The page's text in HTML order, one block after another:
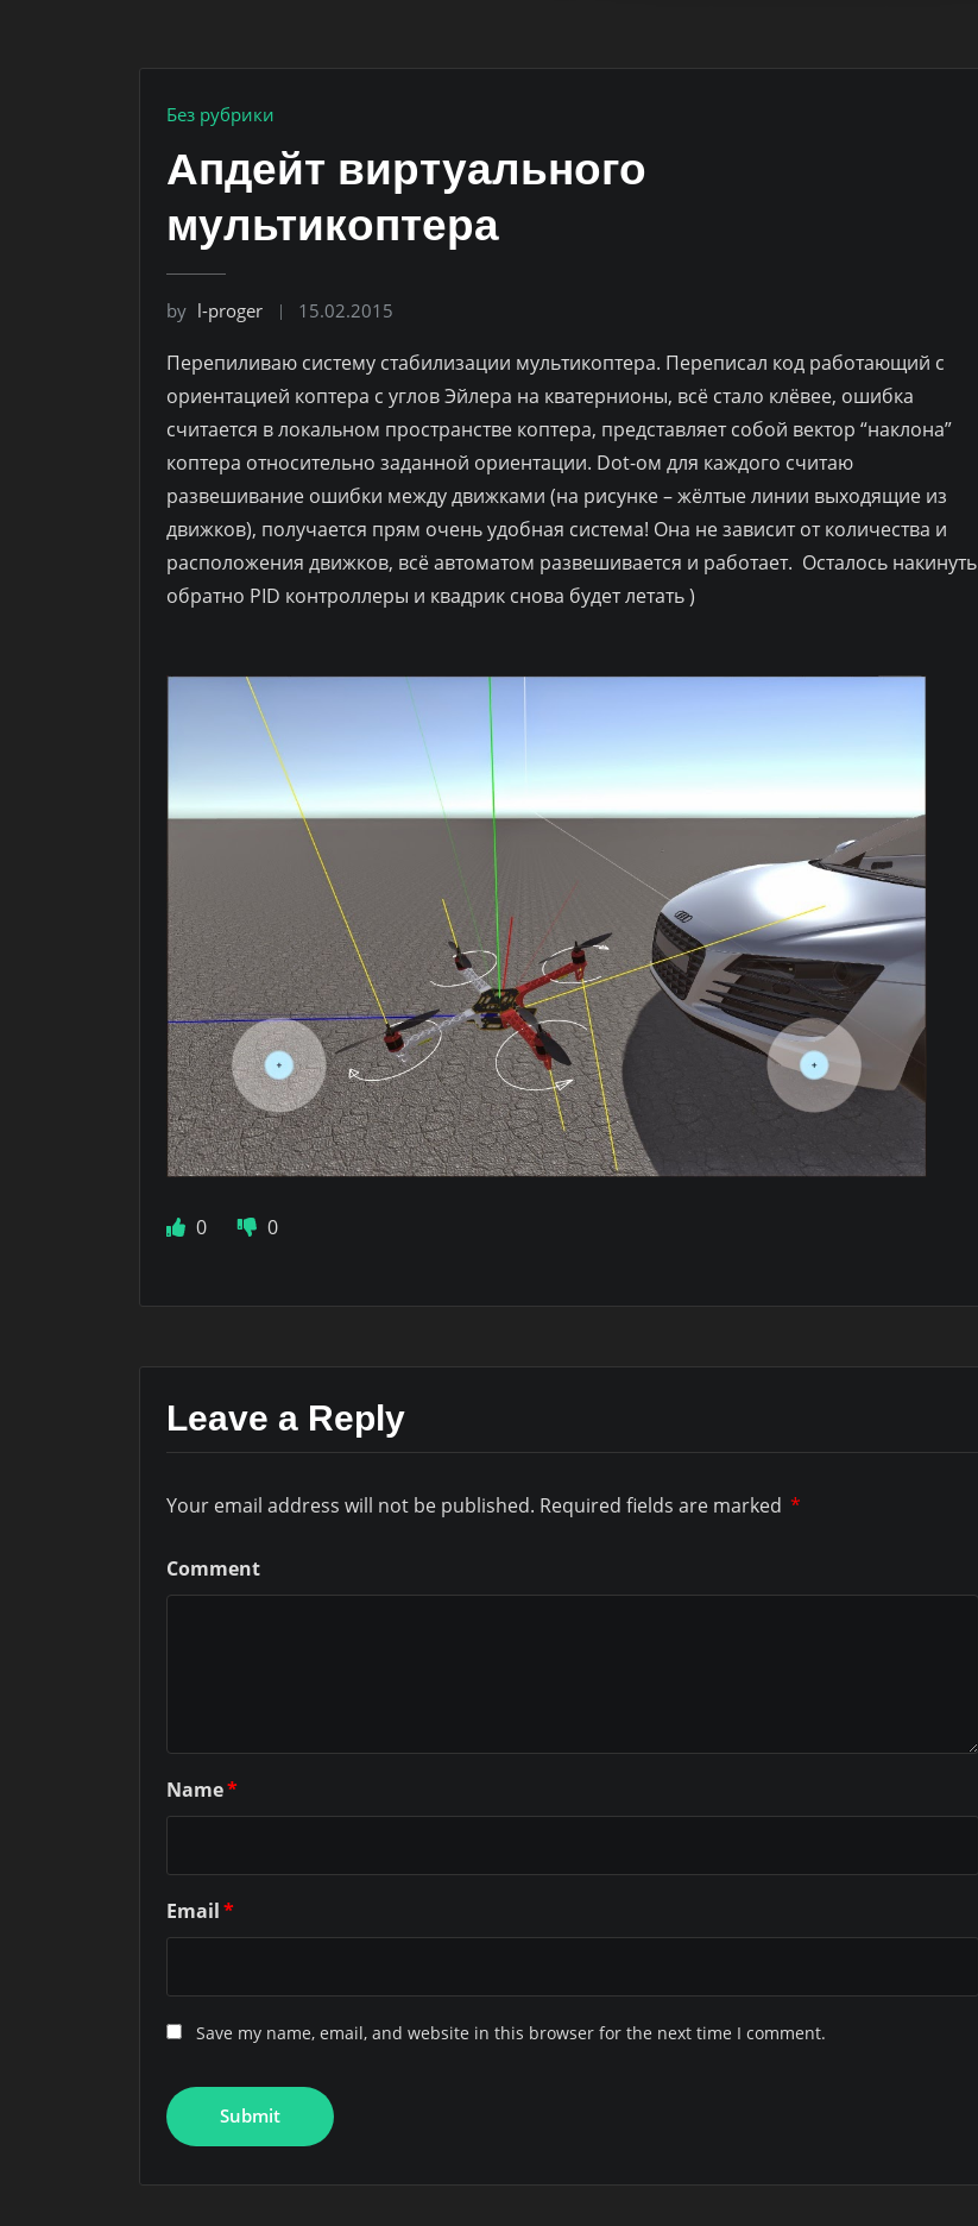
Без рубрики
Апдейт виртуального
мультикоптера
by l-proger 15.02.2015
Перепиливаю систему стабилизации мультикоптера. Переписал код работающий с
ориентацией коптера с углов Эйлера на кватернионы, всё стало клёвее, ошибка
считается в локальном пространстве коптера, представляет собой вектор “наклона”
коптера относительно заданной ориентации. Dot-ом для каждого считаю
развешивание ошибки между движками (на рисунке – жёлтые линии выходящие из
движков), получается прям очень удобная система! Она не зависит от количества и
расположения движков, всё автоматом развешивается и работает. Осталось накинуть
обратно PID контроллеры и квадрик снова будет летать )
0 0
Leave a Reply
Your email address will not be published. Required fields are marked *
Comment
Name*
Email*
Save my name, email, and website in this browser for the next time I comment.